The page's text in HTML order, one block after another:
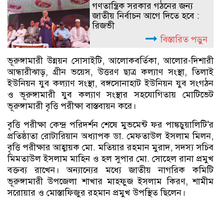
গণতান্ত্রিক সরকার গঠনের জন্য
জাতীয় নির্বাচন আগে দিতে হবে :
রিজভী
বিস্তারিত পড়ুন
ভূরুঙ্গামারী উন্নয়ন সোসাইটি, আলোকবর্তিকা, আলোর-দিশারী
আন্ধারীঝাড়, গ্রীন ভয়েস, উত্তরণ ছাত্র কল্যাণ সংস্থা, তিলাই
ইউনিয়ন যুব কল্যাণ সংস্থা, বঙ্গসোনাহাট ইউনিয়ন যুব সংগঠন
ও ভূরুঙ্গামারী যুব কল্যাণ সংস্থার সহযোগিতায় মোটিভেট
ভূরুঙ্গামারী বৃত্তি পরীক্ষা বাস্তবায়ন করে।
বৃত্তি পরীক্ষা কেন্দ্র পরিদর্শন শেষে মুভমেন্ট ফর পাঙ্কচুয়ালিটি'র
প্রতিষ্ঠাতা রোটারিয়ান অধ্যাপক ডা. মেফতাউল ইসলাম মিলন,
বৃত্তি পরীক্ষার আহ্বায়ক মো. মতিয়ার রহমান মুরাদ, সদস্য সচিব
মিমতাউল ইসলাম মাহিন ও হল সুপার মো. সোহেল রানা প্রমুখ
বক্তব্য রাখেন। অন্যান্যের মধ্যে জাতীয় নাগরিক কমিটি
ভূরুঙ্গামারী উপজেলা শাখার মাহফুজ ইসলাম কিরণ, শামীম
সরোয়ার ও মোস্তাফিজুর রহমান প্রমুখ উপস্থিত ছিলেন।